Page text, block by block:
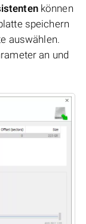
können
speichern
auswählen.
an und